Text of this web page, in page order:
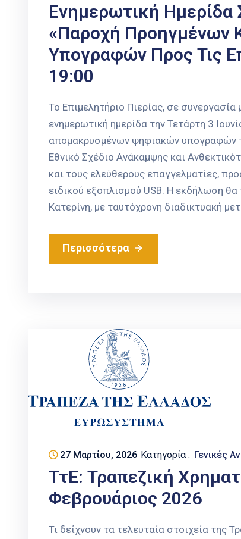
Ενημερωτική Ημερίδα
«Παροχή Προηγμένων
Υπογραφών Προς Τις
19:00
Το Επιμελητήριο Πιερίας, σε
ενημερωτική ημερίδα την Τετάρτη 3
απομακρυσμένων ψηφιακών υπογραφών
Εθνικό Σχέδιο Ανάκαμψης και
και τους ελεύθερους επαγγελματίες,
ειδικού εξοπλισμού USB. Η εκδήλωση
Κατερίνη, με ταυτόχρονη διαδικτυακή
Περισσότερα
27 Μαρτίου, 2026 Κατηγορία : Γενικές
ΤτΕ: Τραπεζική
Φεβρουάριος 2026
Τι δείχνουν τα τελευταία στοιχεία της